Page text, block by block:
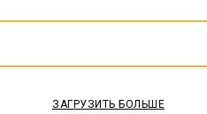
ЗАГРУЗИТЬ БОЛЬШЕ